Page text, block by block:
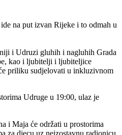
na put izvan Rijeke i to odmah u
i Udruzi gluhih i nagluhih Grada
kao i ljubitelji i ljubiteljice
priliku sudjelovati u inkluzivnom
Udruge u 19:00, ulaz je
i Maja će održati u prostorima
za djecu uz neizostavnu radionicu